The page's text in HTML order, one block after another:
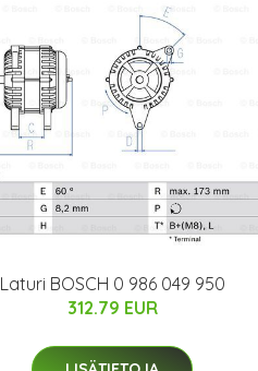
Laturi BOSCH 0 986 049 950
312.79 EUR